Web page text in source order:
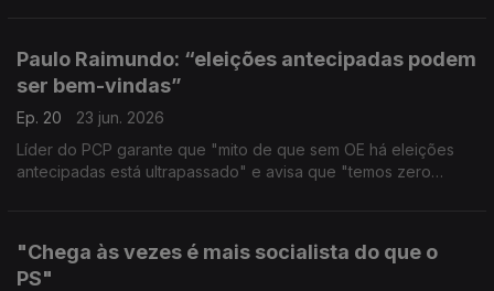
Paulo Raimundo: “eleições antecipadas podem
ser bem-vindas”
Ep. 20
23 jun. 2026
Líder do PCP garante que "mito de que sem OE há eleições
antecipadas está ultrapassado" e avisa que "temos zero
"Chega às vezes é mais socialista do que o
PS"